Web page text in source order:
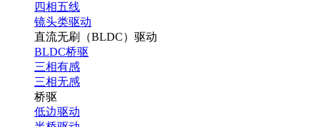
四相五线
镜头类驱动
直流无刷（BLDC）驱动
BLDC桥驱
三相有感
三相无感
桥驱
低边驱动